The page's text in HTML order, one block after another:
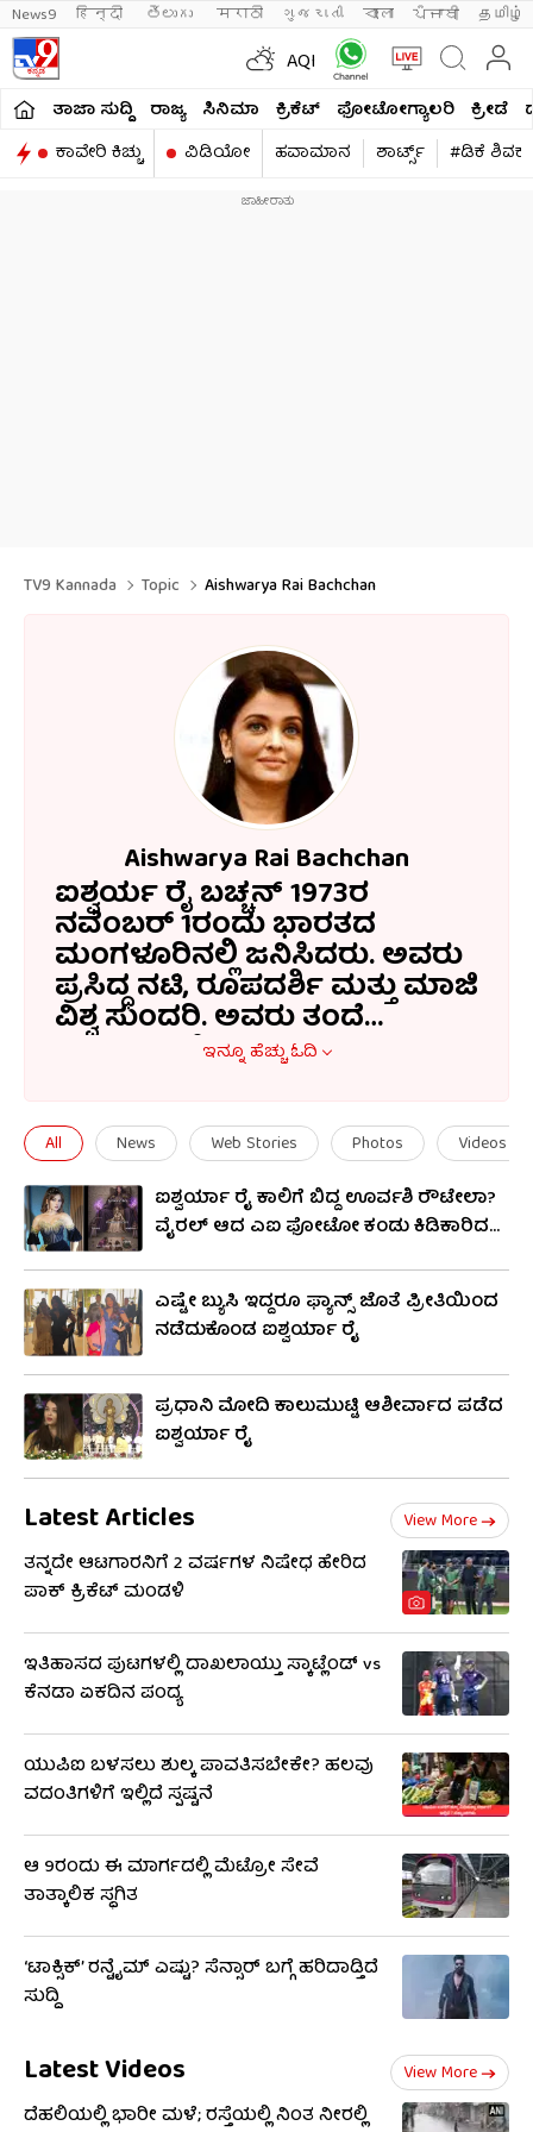
News9 हिन्दी తెలుగు मराठी ગુજરાતી বাংলা ਪੰਜਾਬੀ தமிழ்
AQI
ತಾಜಾ ಸುದ್ದಿ ರಾಜ್ಯ ಸಿನಿಮಾ ಕ್ರಿಕೆಟ್​ ಫೋಟೋಗ್ಯಾಲರಿ ಕ್ರೀಡೆ
ಕಾವೇರಿ ಕಿಚ್ಚು
ವಿಡಿಯೋ ಹವಾಮಾನ ಶಾರ್ಟ್ಸ್​ #ಡಿಕೆ
TV9 Kannada Topic Aishwarya Rai Bachchan
Aishwarya Rai Bachchan
ಐಶ್ವರ್ಯ ರೈ ಬಚ್ಚನ್ 1973ರ
ನವೆಂಬರ್ 1ರಂದು ಭಾರತದ
ಮಂಗಳೂರಿನಲ್ಲಿ ಜನಿಸಿದರು. ಅವರು
ಪ್ರಸಿದ್ಧ ನಟಿ, ರೂಪದರ್ಶಿ ಮತ್ತು ಮಾಜಿ
ವಿಶ್ವ ಸುಂದರಿ. ಅವರು ತಂದೆ
ಕೃಷ್ಣರಾಜ್ ರೈ ಸಮುದ್ರ
ವೃಂದಾ ರೈ ಗೃಹಿಣಿಯಾಗಿದ್ದರು.
ಐಶ್ವರ್ಯಾ ಅವರು ಮಾಡೆಲಿಂಗ್
ಜಗತ್ತಿಗೆ ಕಾಲಿಟ್ಟರು. ಅವರು 1994ರಲ್ಲಿ
ವಿಶ್ವ ಸುಂದರಿ ಸ್ಪರ್ಧೆಯನ್ನು ಗೆದ್ದ
ನಂತರ ಜಾಗತಿಕ ಮನ್ನಣೆಯನ್ನು
ಗಳಿಸಿದರು. ಐಶ್ವರ್ಯ ಅವರು ‘ಔರ್
ಪ್ಯಾರ್ ಹೋಗಯಾ’ (1997) ಚಿತ್ರದ
ಮೂಲಕ ಬಾಲಿವುಡ್‌ಗೆ ಪಾದಾರ್ಪಣೆ
ಮಾಡಿದರು. ‘ಹಮ್ ದಿಲ್ ದೇ ಚುಕೆ
ಸನಮ್’ (1999) ಅವರಿಗೆ ಜನಪ್ರಿಯತೆ
ನೀಡಿತು. ಅವರು ಹಲವು ಹಿಟ್
ಚಿತ್ರಗಳನ್ನು ನೀಡಿದ್ದಾರೆ. ಐಶ್ವರ್ಯಾ
ಅವರು ನಟ ಅಭಿಷೇಕ್ ಬಚ್ಚನ್
ಅವರನ್ನು ವಿವಾಹವಾದರು ಮತ್ತು
ಅವರಿಗೆ ಆರಾಧ್ಯಾ ಹೆಸರಿನ
ಮಗಳಿದ್ದಾರೆ. ಐಶ್ವರ್ಯಾ ಭಾರತೀಯ
ಮತ್ತು ಅಂತರರಾಷ್ಟ್ರೀಯ
ಚಿತ್ರರಂಗದಲ್ಲಿ ಪ್ರಮುಖ ವ್ಯಕ್ತಿಯಾಗಿ
ಗಮನ ಸೆಳೆದಿದ್ದಾರೆ.
ಇನ್ನೂ ಹೆಚ್ಚು ಓದಿ
All News Web Stories Photos Videos
ಐಶ್ವರ್ಯಾ ರೈ ಕಾಲಿಗೆ ಬಿದ್ದ ಊರ್ವಶಿ ರೌಟೇಲಾ?
ವೈರಲ್ ಆದ ಎಐ ಫೋಟೋ ಕಂಡು ಕಿಡಿಕಾರಿದ
ಎಷ್ಟೇ ಬ್ಯುಸಿ ಇದ್ದರೂ ಫ್ಯಾನ್ಸ್ ಜೊತೆ ಪ್ರೀತಿಯಿಂದ
ನಡೆದುಕೊಂಡ ಐಶ್ವರ್ಯಾ ರೈ
ಪ್ರಧಾನಿ ಮೋದಿ ಕಾಲುಮುಟ್ಟಿ ಆಶೀರ್ವಾದ ಪಡೆದ
ಐಶ್ವರ್ಯಾ ರೈ
Latest Articles View More
ತನ್ನದೇ ಆಟಗಾರನಿಗೆ 2 ವರ್ಷಗಳ ನಿಷೇಧ ಹೇರಿದ
ಪಾಕ್ ಕ್ರಿಕೆಟ್ ಮಂಡಳಿ
ಇತಿಹಾಸದ ಪುಟಗಳಲ್ಲಿ ದಾಖಲಾಯ್ತು ಸ್ಕಾಟ್ಲೆಂಡ್ vs
ಕೆನಡಾ ಏಕದಿನ ಪಂದ್ಯ
ಯುಪಿಐ ಬಳಸಲು ಶುಲ್ಕ ಪಾವತಿಸಬೇಕೇ? ಹಲವು
ವದಂತಿಗಳಿಗೆ ಇಲ್ಲಿದೆ ಸ್ಪಷ್ಟನೆ
ಆ 9ರಂದು ಈ ಮಾರ್ಗದಲ್ಲಿ ಮೆಟ್ರೋ ಸೇವೆ
ತಾತ್ಕಾಲಿಕ ಸ್ಥಗಿತ
‘ಟಾಕ್ಸಿಕ್’ ರನ್ಟೈಮ್ ಎಷ್ಟು? ಸೆನ್ಸಾರ್ ಬಗ್ಗೆ ಹರಿದಾಡ್ತಿದೆ
ಸುದ್ದಿ
Latest Videos View More
ದೆಹಲಿಯಲ್ಲಿ ಭಾರೀ ಮಳೆ; ರಸ್ತೆಯಲ್ಲಿ ನಿಂತ ನೀರಲ್ಲಿ